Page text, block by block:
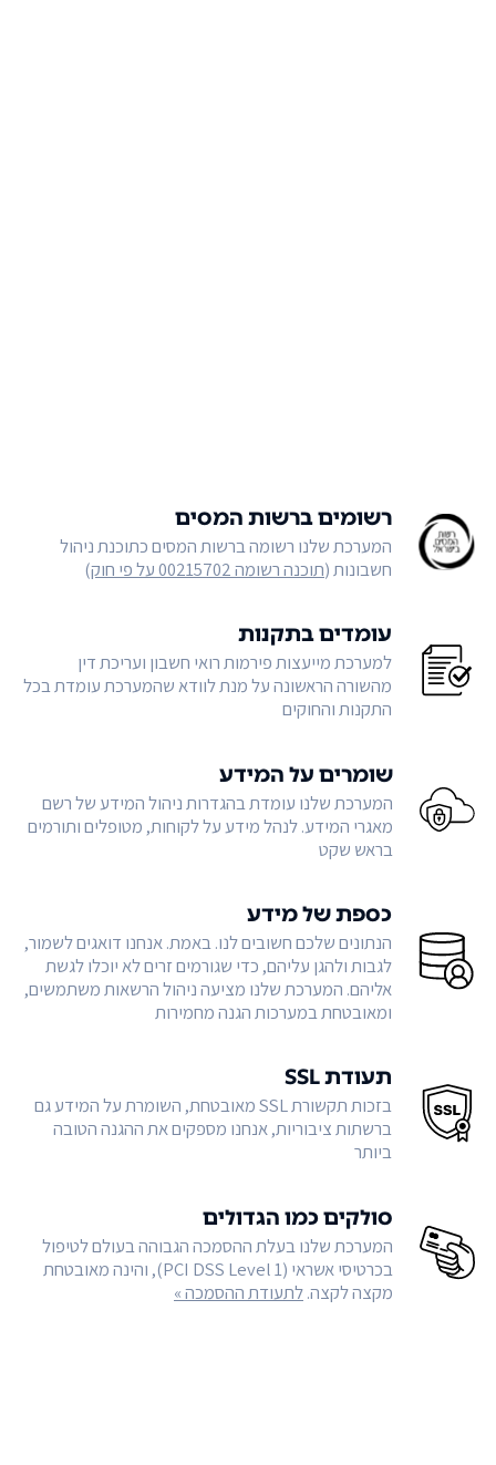
רשומים ברשות המסים
המערכת שלנו רשומה ברשות המסים כתוכנת ניהול
חשבונות (תוכנה רשומה 00215702 על פי חוק )
עומדים בתקנות
למערכת מייעצות פירמות רואי חשבון ועריכת דין
מהשורה הראשונה על מנת לוודא שהמערכת עומדת בכל
התקנות והחוקים
שומרים על המידע
המערכת שלנו עומדת בהגדרות ניהול המידע של רשם
מאגרי המידע. לנהל מידע על לקוחות, מטופלים ותורמים
בראש שקט
כספת של מידע
הנתונים שלכם חשובים לנו. באמת. אנחנו דואגים לשמור,
לגבות ולהגן עליהם, כדי שגורמים זרים לא יוכלו לגשת
אליהם. המערכת שלנו מציעה ניהול הרשאות משתמשים,
ומאובטחת במערכות הגנה מחמירות
תעודת SSL
בזכות תקשורת SSL מאובטחת, השומרת על המידע גם
ברשתות ציבוריות, אנחנו מספקים את ההגנה הטובה
ביותר
סולקים כמו הגדולים
המערכת שלנו בעלת ההסמכה הגבוהה בעולם לטיפול
בכרטיסי אשראי (PCI DSS Level 1), והינה מאובטחת
מקצה לקצה.לתעודת ההסמכה »